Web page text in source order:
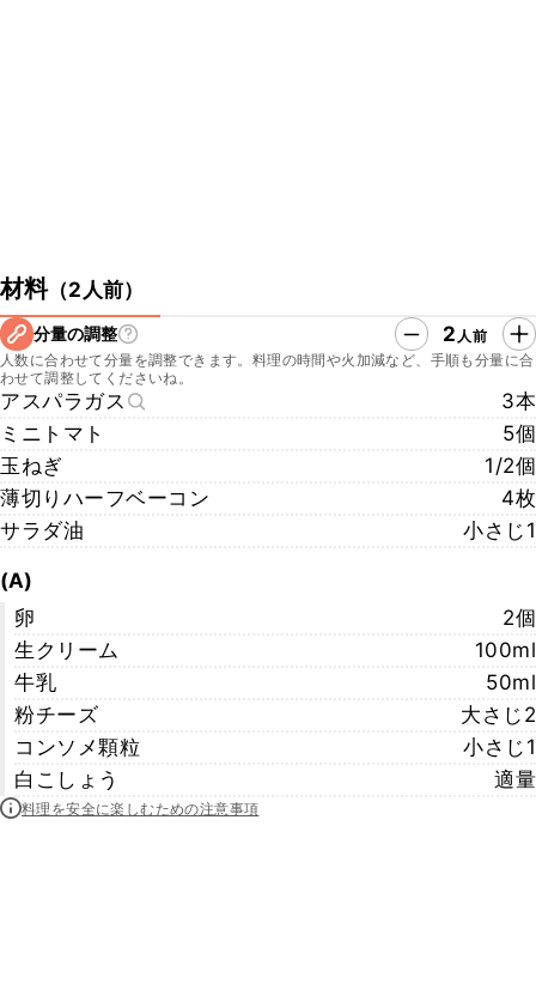
材料（2人前）
分量の調整 2 人前
人数に合わせて分量を調整できます。料理の時間や火加減など、手順も分量に合
わせて調整してくださいね。
アスパラガス
3本
ミニトマト
5個
玉ねぎ
1/2個
薄切りハーフベーコン
4枚
サラダ油
小さじ1
(A)
卵
2個
生クリーム
100ml
牛乳
50ml
粉チーズ
大さじ2
コンソメ顆粒
小さじ1
白こしょう
適量
料理を安全に楽しむための注意事項